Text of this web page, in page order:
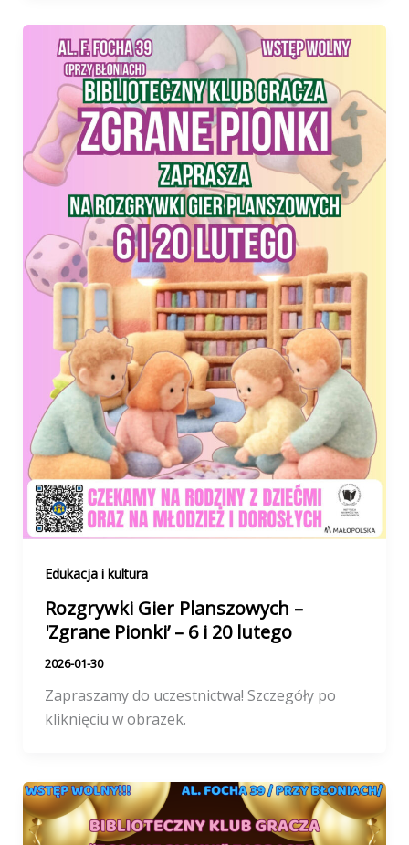
Edukacja i kultura
Rozgrywki Gier Planszowych –
'Zgrane Pionki’ – 6 i 20 lutego
2026-01-30
Zapraszamy do uczestnictwa! Szczegóły po
kliknięciu w obrazek.